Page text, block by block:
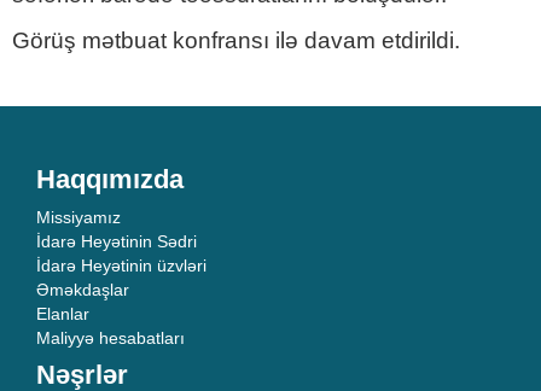
Görüş mətbuat konfransı ilə davam etdirildi.
Haqqımızda
Missiyamız
İdarə Heyətinin Sədri
İdarə Heyətinin üzvləri
Əməkdaşlar
Elanlar
Maliyyə hesabatları
Nəşrlər